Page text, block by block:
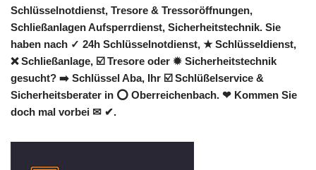
Schlüsselnotdienst, Tresore & Tressoröffnungen,
Schließanlagen Aufsperrdienst, Sicherheitstechnik. Sie
haben nach ✓ 24h Schlüsselnotdienst, ★ Schlüsseldienst,
❌ Schließanlage, ☑️ Tresore oder ✹ Sicherheitstechnik
gesucht? ➡️ Schlüssel Aba, Ihr ☑️ Schlüßelservice &
Sicherheitsberater in ⭕ Oberreichenbach. ❤ Kommen Sie
doch mal vorbei ✉ ✔.